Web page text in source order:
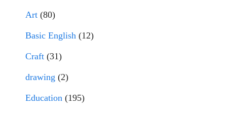
Art (80)
Basic English (12)
Craft (31)
drawing (2)
Education (195)